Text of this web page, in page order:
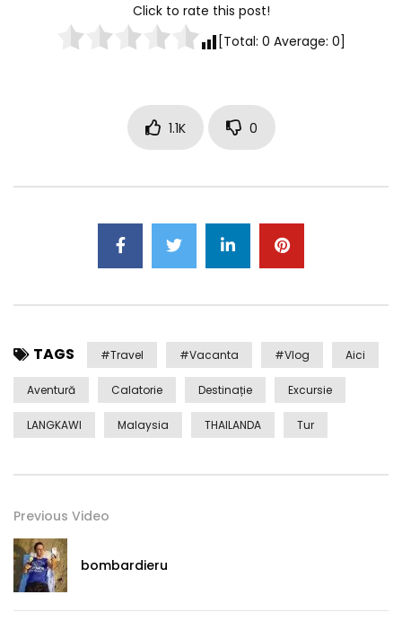
Click to rate this post!
[Total: 0 Average: 0]
1.1K 0
TAGS #travel #Vacanta #Vlog Aici
Aventură Calatorie Destinație Excursie
LANGKAWI Malaysia THAILANDA Tur
Previous Video
bombardieru